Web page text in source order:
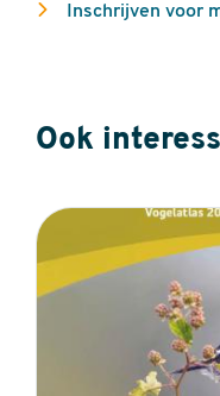
Inschrijven voor
Ook